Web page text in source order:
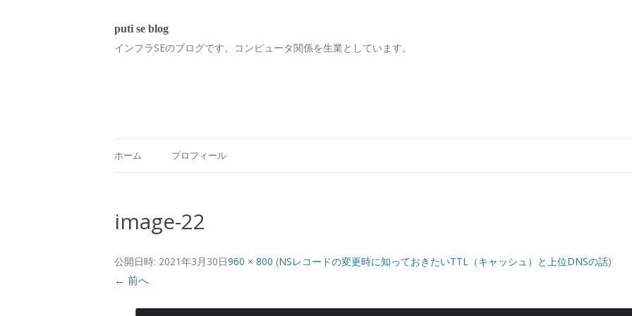
puti se blog
インフラSEのブログです。コンピュータ関係を生業としています。
ホーム プロフィール
image-22
公開日時: 2021年3月30日960 × 800 (NSレコードの変更時に知っておきたいTTL（キャッシュ）と上位DNSの話)
← 前へ